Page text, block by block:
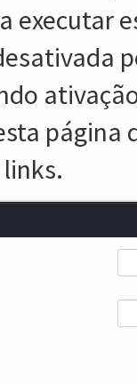
executar